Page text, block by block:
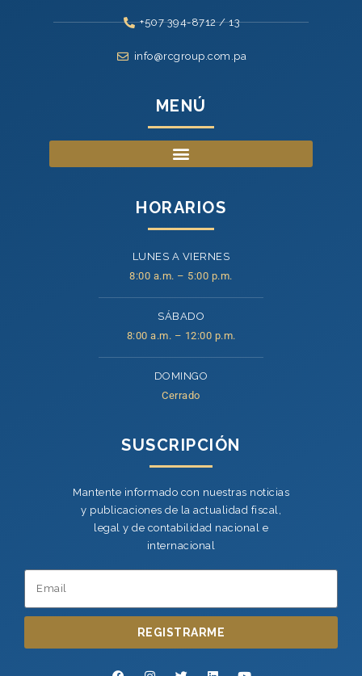
+507 394-8712 / 13
info@rcgroup.com.pa
MENÚ
HORARIOS
LUNES A VIERNES
8:00 a.m. – 5:00 p.m.
SÁBADO
8:00 a.m. – 12:00 p.m.
DOMINGO
Cerrado
SUSCRIPCIÓN
Mantente informado con nuestras noticias
y publicaciones de la actualidad fiscal,
legal y de contabilidad nacional e
internacional
REGISTRARME